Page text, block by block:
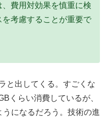
費用対効果を慎重に検
考慮することが重要で
と出してくる。すごくな
くらい消費しているが、
になるだろう。技術の進